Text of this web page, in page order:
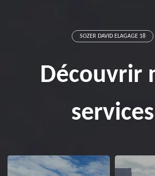
SOZER DAVID ELAGAGE 18
Découvrir
services